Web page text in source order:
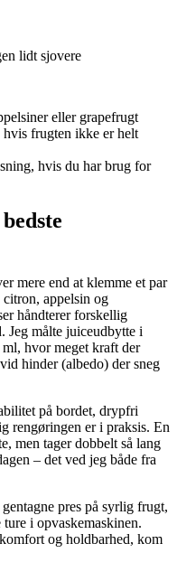
lidt sjovere
eller grapefrugt
frugten ikke er helt
hvis du har brug for
mere end at klemme et par
appelsin og
håndterer forskellig
Jeg målte juiceudbytte i
hvor meget kraft der
hinder (albedo) der sneg
på bordet, drypfri
rengøringen er i praksis. En
men tager dobbelt så lang
– det ved jeg både fra
pres på syrlig frugt,
i opvaskemaskinen.
og holdbarhed, kom